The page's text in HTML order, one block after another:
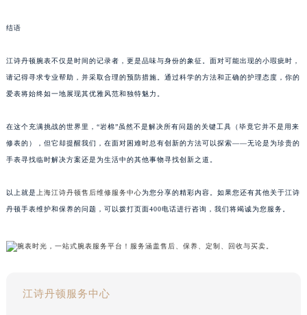
结语
江诗丹顿腕表不仅是时间的记录者，更是品味与身份的象征。面对可能出现的小瑕疵时，
请记得寻求专业帮助，并采取合理的预防措施。通过科学的方法和正确的护理态度，你的
爱表将始终如一地展现其优雅风范和独特魅力。
在这个充满挑战的世界里，“岩棉”虽然不是解决所有问题的关键工具（毕竟它并不是用来
修表的），但它却提醒我们，在面对困难时总有创新的方法可以探索——无论是为珍贵的
手表寻找临时解决方案还是为生活中的其他事物寻找创新之道。
以上就是 上海江诗丹顿售后维修服务中心为您分享的精彩内容。如果您还有其他关于江诗
丹顿手表维护和保养的问题，可以拨打页面400电话进行咨询，我们将竭诚为您服务。
江诗丹顿服务中心